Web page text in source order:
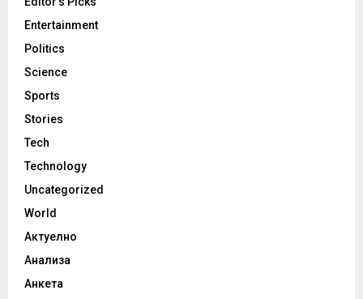
Entertainment
Politics
Science
Sports
Stories
Tech
Technology
Uncategorized
World
Актуелно
Анализа
Анкета